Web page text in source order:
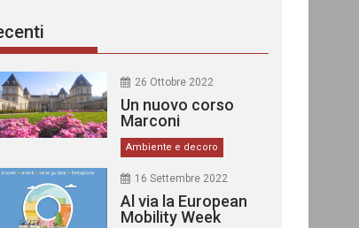
26 Ottobre 2022
Un nuovo corso
Marconi
Ambiente e decoro
16 Settembre 2022
Al via la European
Mobility Week